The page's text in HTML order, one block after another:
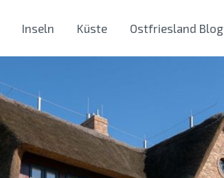
Inseln Küste Ostfriesland Blog